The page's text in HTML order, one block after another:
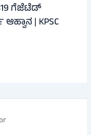
ಗೆಜೆಟೆಡ್
| KPSC